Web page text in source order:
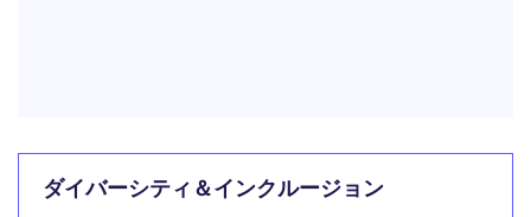
ダイバーシティ＆インクルージョン